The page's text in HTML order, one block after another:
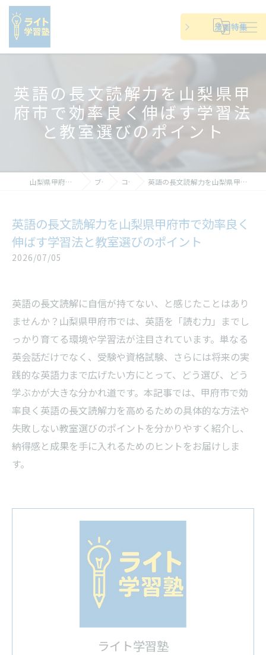
漫画特集
英語の長文読解力を山梨県甲
府市で効率良く伸ばす学習法
と教室選びのポイント
山梨県甲府市の塾ならライト学習塾 ブログ コラム 英語の長文読解力を山梨県甲府市で効率良く伸ばす学習法と教室選びのポイント
英語の長文読解力を山梨県甲府市で効率良く
伸ばす学習法と教室選びのポイント
2026/07/05
英語の長文読解に自信が持てない、と感じたことはあり
ませんか？山梨県甲府市では、英語を「読む力」までし
っかり育てる環境や学習法が注目されています。単なる
英会話だけでなく、受験や資格試験、さらには将来の実
践的な英語力まで広げたい方にとって、どう選び、どう
学ぶかが大きな分かれ道です。本記事では、甲府市で効
率良く英語の長文読解力を高めるための具体的な方法や
失敗しない教室選びのポイントを分かりやすく紹介し、
納得感と成果を手に入れるためのヒントをお届けしま
す。
ライト学習塾